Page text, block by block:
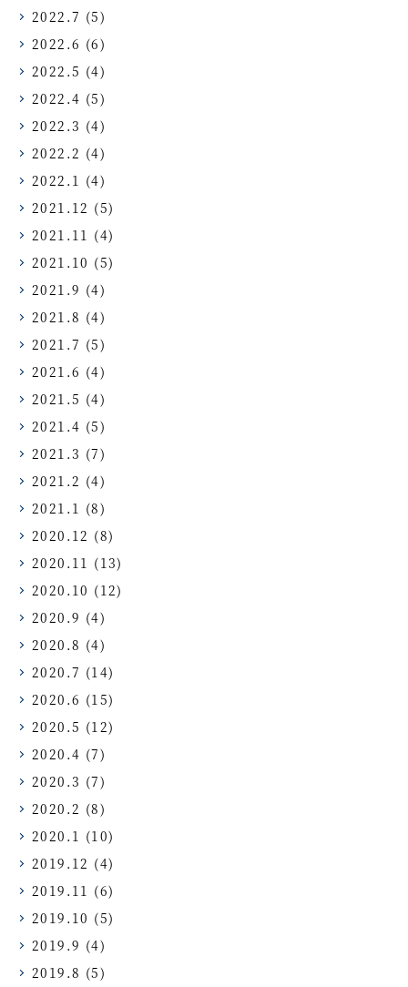
2022.7 (5)
2022.6 (6)
2022.5 (4)
2022.4 (5)
2022.3 (4)
2022.2 (4)
2022.1 (4)
2021.12 (5)
2021.11 (4)
2021.10 (5)
2021.9 (4)
2021.8 (4)
2021.7 (5)
2021.6 (4)
2021.5 (4)
2021.4 (5)
2021.3 (7)
2021.2 (4)
2021.1 (8)
2020.12 (8)
2020.11 (13)
2020.10 (12)
2020.9 (4)
2020.8 (4)
2020.7 (14)
2020.6 (15)
2020.5 (12)
2020.4 (7)
2020.3 (7)
2020.2 (8)
2020.1 (10)
2019.12 (4)
2019.11 (6)
2019.10 (5)
2019.9 (4)
2019.8 (5)